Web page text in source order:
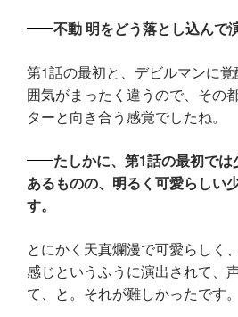
不動 明をどう落とし込んで
第1話の最初と、デビルマンに
囲気がまったく違うので、その
ターと向き合う感覚でしたね。
たしかに、第1話の最初で
あるものの、明るく可愛らしい
す。
とにかく天真爛漫で可愛らしく
感じというふうに演出されて、
て、と。それが難しかったです。